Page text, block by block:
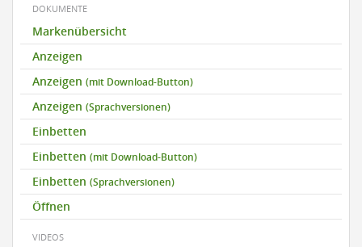
DOKUMENTE
Markenübersicht
Anzeigen
Anzeigen (mit Download-Button)
Anzeigen (Sprachversionen)
Einbetten
Einbetten (mit Download-Button)
Einbetten (Sprachversionen)
Öffnen
VIDEOS